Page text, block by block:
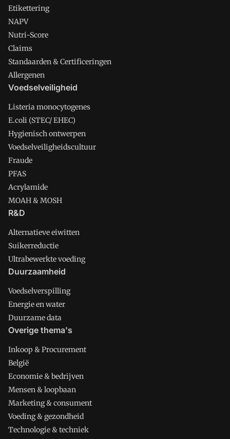
Etikettering
NAPV
Nutri-Score
Claims
Standaarden & Certificeringen
Allergenen
Voedselveiligheid
Listeria monocytogenes
E.coli (STEC/ EHEC)
Hygienisch ontwerpen
Voedselveiligheidscultuur
Fraude
PFAS
Acrylamide
MOAH & MOSH
R&D
Alternatieve eiwitten
Suikerreductie
Ultrabewerkte voeding
Duurzaamheid
Voedselverspilling
Energie en water
Duurzame data
Overige thema's
Inkoop & Procurement
België
Economie & bedrijven
Mensen & loopbaan
Marketing & consument
Voeding & gezondheid
Technologie & techniek